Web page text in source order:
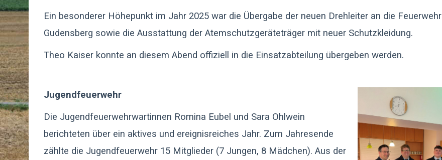
Ein besonderer Höhepunkt im Jahr 2025 war die Übergabe der neuen Drehleiter an die Feuerwehr
Gudensberg sowie die Ausstattung der Atemschutzgeräteträger mit neuer Schutzkleidung.
Theo Kaiser konnte an diesem Abend offiziell in die Einsatzabteilung übergeben werden.
Jugendfeuerwehr
Die Jugendfeuerwehrwartinnen Romina Eubel und Sara Ohlwein
berichteten über ein aktives und ereignisreiches Jahr. Zum Jahresende
zählte die Jugendfeuerwehr 15 Mitglieder (7 Jungen, 8 Mädchen). Aus der